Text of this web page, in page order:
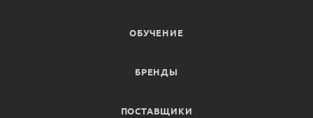
ОБУЧЕНИЕ
БРЕНДЫ
ПОСТАВЩИКИ